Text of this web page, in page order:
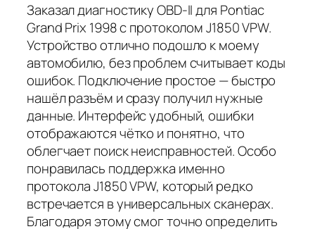
Заказал диагностику OBD-II для Pontiac
Grand Prix 1998 с протоколом J1850 VPW.
Устройство отлично подошло к моему
автомобилю, без проблем считывает коды
ошибок. Подключение простое — быстро
нашёл разъём и сразу получил нужные
данные. Интерфейс удобный, ошибки
отображаются чётко и понятно, что
облегчает поиск неисправностей. Особо
понравилась поддержка именно
протокола J1850 VPW, который редко
встречается в универсальных сканерах.
Благодаря этому смог точно определить